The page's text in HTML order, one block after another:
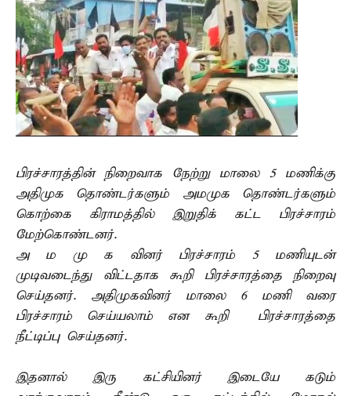
பிரச்சாரத்தின் நிறைவாக நேற்று மாலை 5 மணிக்கு
அதிமுக தொண்டர்களும் அமமுக தொண்டர்களும்
கொற்கை கிராமத்தில் இறுதிக் கட்ட பிரச்சாரம்
மேற்கொண்டனர்.
அ ம மு க வினர் பிரச்சாரம் 5 மணியுடன்
முடிவடைந்து விட்டதாக கூறி பிரச்சாரத்தை நிறைவு
செய்தனர். அதிமுகவினர் மாலை 6 மணி வரை
பிரச்சாரம் செய்யலாம் என கூறி பிரச்சாரத்தை
நீட்டிப்பு செய்தனர்.
இதனால் இரு கட்சியினர் இடையே கடும்